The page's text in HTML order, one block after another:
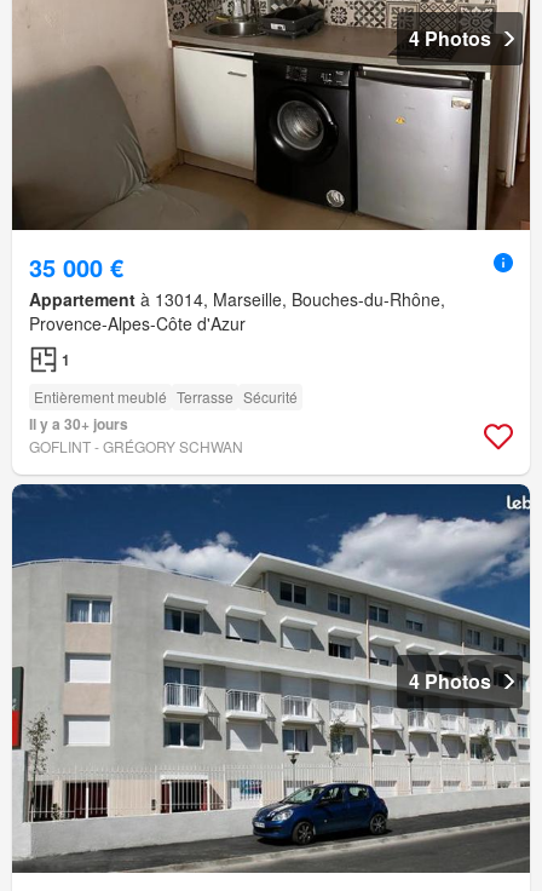
4 Photos
35 000 €
Appartement à 13014, Marseille, Bouches-du-Rhône,
Provence-Alpes-Côte d'Azur
1
Entièrement meublé Terrasse Sécurité
Il y a 30+ jours
GOFLINT - GRÉGORY SCHWAN
4 Photos